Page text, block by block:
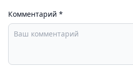
Комментарий *